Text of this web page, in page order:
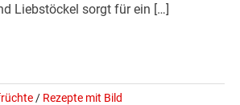
Liebstöckel sorgt für ein […]
/ Rezepte mit Bild